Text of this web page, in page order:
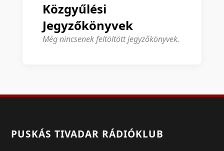
Közgyűlési
Jegyzőkönyvek
Még nincsenek feltöltött jegyzőkönyvek.
PUSKÁS TIVADAR RÁDIÓKLUB